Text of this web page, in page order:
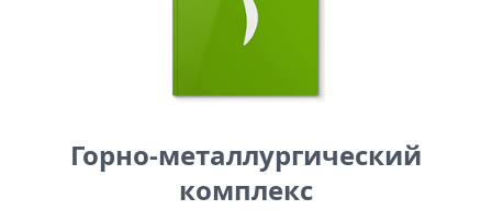
Горно-металлургический
комплекс